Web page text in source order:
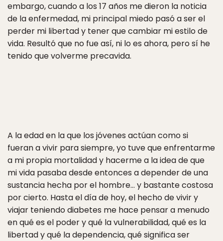
embargo, cuando a los 17 años me dieron la noticia
de la enfermedad, mi principal miedo pasó a ser el
perder mi libertad y tener que cambiar mi estilo de
vida. Resultó que no fue así, ni lo es ahora, pero sí he
tenido que volverme precavida.
A la edad en la que los jóvenes actúan como si
fueran a vivir para siempre, yo tuve que enfrentarme
a mi propia mortalidad y hacerme a la idea de que
mi vida pasaba desde entonces a depender de una
sustancia hecha por el hombre… y bastante costosa
por cierto. Hasta el día de hoy, el hecho de vivir y
viajar teniendo diabetes me hace pensar a menudo
en qué es el poder y qué la vulnerabilidad, qué es la
libertad y qué la dependencia, qué significa ser